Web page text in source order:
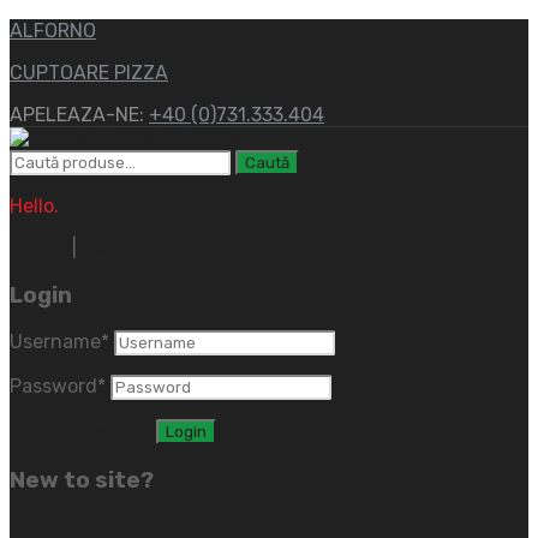
ALFORNO
CUPTOARE PIZZA
APELEAZA-NE: +40 (0)731.333.404
Caută
după:
Caută
Hello.
Login
Username*
Password *
New to site?